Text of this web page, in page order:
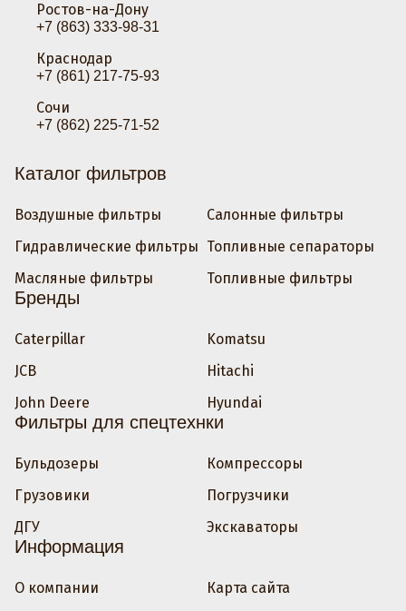
Ростов-на-Дону
+7 (863) 333-98-31
Краснодар
+7 (861) 217-75-93
Сочи
+7 (862) 225-71-52
Каталог фильтров
Воздушные фильтры
Гидравлические фильтры
Масляные фильтры
Салонные фильтры
Топливные сепараторы
Топливные фильтры
Бренды
Caterpillar
JCB
John Deere
Komatsu
Hitachi
Hyundai
Фильтры для спецтехнки
Бульдозеры
Грузовики
ДГУ
Компрессоры
Погрузчики
Экскаваторы
Информация
О компании Карта сайта